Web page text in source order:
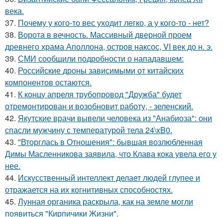
века.
37. Почему у кого-то вес уходит легко, а у кого-то - нет?
38. Ворота в вечность. Массивный дверной проем
древнего храма Аполлона, остров наксос, VI век до н. э.
39. СМИ сообщили подробности о нападавшем:
40. Российские дроны зависимыми от китайских
компонентов остаются.
41. К концу апреля трубопровод "Дружба" будет
отремонтирован и возобновит работу, - зеленский.
42. Якутские врачи вывели человека из "Анабиоза": они
спасли мужчину с температурой тела 24\xB0.
43. "Вторглась в Отношения": бывшая возлюбленная
Димы Масленникова заявила, что Клава кока увела его у
нее.
44. Искусственный интеллект делает людей глупее и
отражается на их когнитивных способностях.
45. Лунная органика раскрыла, как на земле могли
появиться "Кирпичики Жизни".